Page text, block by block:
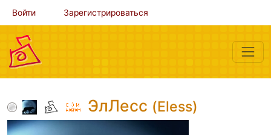
Войти Зарегистрироваться
ЭлЛесс (Eless)